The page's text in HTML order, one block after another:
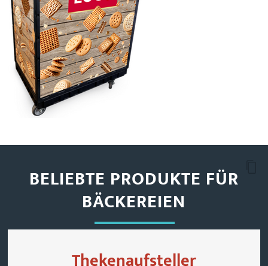
BELIEBTE PRODUKTE FÜR
BÄCKEREIEN